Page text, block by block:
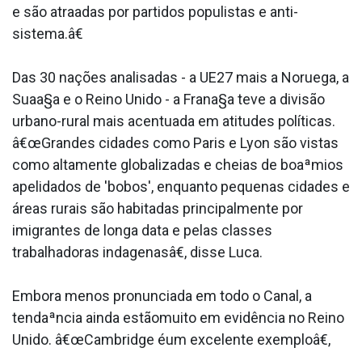
e são atraa­das por partidos populistas e anti-
sistema.â€
Das 30 nações analisadas - a UE27 mais a Noruega, a
Sua­a§a e o Reino Unido - a Frana§a teve a divisão
urbano-rural mais acentuada em atitudes políticas.
â€œGrandes cidades como Paris e Lyon são vistas
como altamente globalizadas e cheias de boaªmios
apelidados de 'bobos', enquanto pequenas cidades e
áreas rurais são habitadas principalmente por
imigrantes de longa data e pelas classes
trabalhadoras inda­genasâ€, disse Luca.
Embora menos pronunciada em todo o Canal, a
tendaªncia ainda estãomuito em evidência no Reino
Unido. â€œCambridge éum excelente exemploâ€,